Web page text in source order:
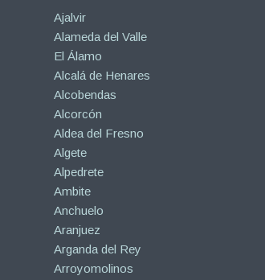
Ajalvir
Alameda del Valle
El Álamo
Alcalá de Henares
Alcobendas
Alcorcón
Aldea del Fresno
Algete
Alpedrete
Ambite
Anchuelo
Aranjuez
Arganda del Rey
Arroyomolinos